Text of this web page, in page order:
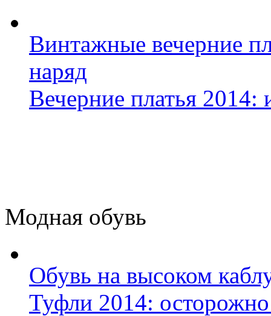
Винтажные вечерние
наряд
Вечерние платья
Модная обувь
Обувь на высоком
Туфли 2014: